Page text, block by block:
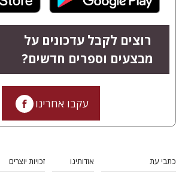
רוצים לקבל עדכונים על
מבצעים וספרים חדשים?
עקבו אחרינו
כתבי עת
אודותינו
זכויות יוצרים